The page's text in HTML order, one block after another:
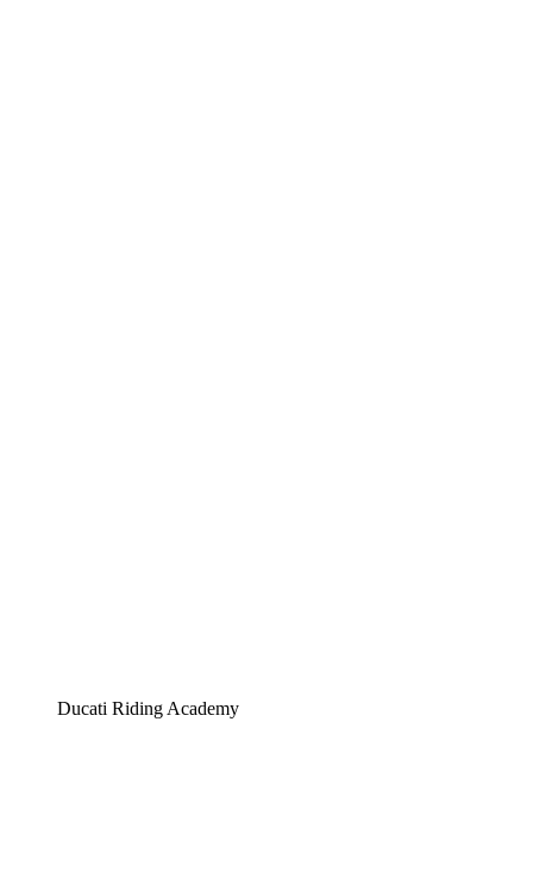
Ducati Riding Academy